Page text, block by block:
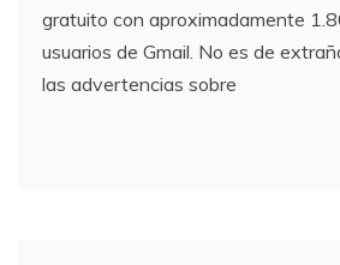
gratuito con aproximadamente
usuarios de Gmail. No es de
las advertencias sobre